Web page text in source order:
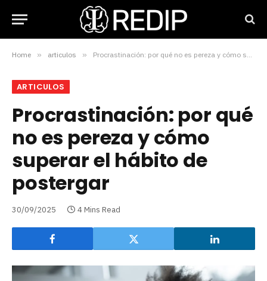
Home » articulos » Procrastinación: por qué no es pereza y cómo superar el hábito de postergar
ARTICULOS
Procrastinación: por qué
no es pereza y cómo
superar el hábito de
postergar
30/09/2025 4 Mins Read